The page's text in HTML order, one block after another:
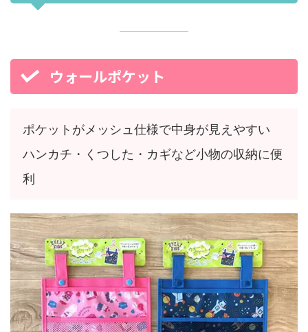
ウォールポケット
ポケットがメッシュ仕様で中身が見えやすい
ハンカチ・くつした・カギなど小物の収納に便
利